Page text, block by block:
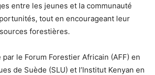
entre les jeunes et la communauté
tout en encourageant leur
forestières.
le Forum Forestier Africain (AFF) en
de Suède (SLU) et l’Institut Kenyan en